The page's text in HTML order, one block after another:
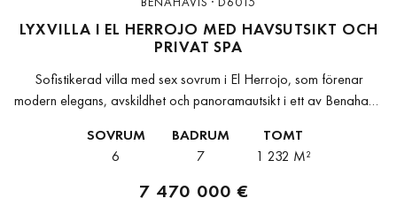
LYXVILLA I EL HERROJO MED HAVSUTSIKT OCH
PRIVAT SPA
Sofistikerad villa med sex sovrum i El Herrojo, som förenar
modern elegans, avskildhet och panoramautsikt i ett av Benahavís
tomt om 1 232...
SOVRUM
6
BADRUM
7
TOMT
1 232 M²
7 470 000 €